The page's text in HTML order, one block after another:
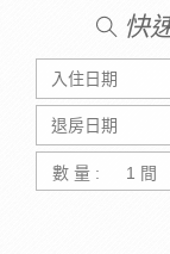
快
數 量 :